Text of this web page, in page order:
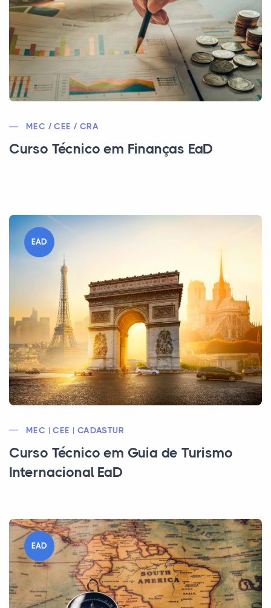
MEC / CEE / CRA
Curso Técnico em Finanças EaD
EAD
MEC | CEE | CADASTUR
Curso Técnico em Guia de Turismo
Internacional EaD
EAD